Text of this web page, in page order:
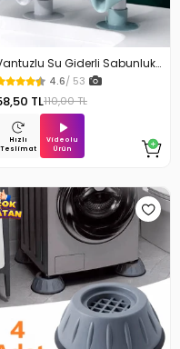
Su Giderli Sabunluk
4.6/ 53
TL110,00 TL
Hızlı
Teslimat
Videolu
Ürün